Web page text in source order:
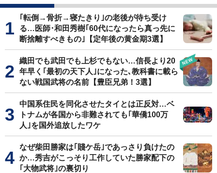
｢転倒→骨折→寝たきり｣の老後が待ち受け
る…医師･和田秀樹｢60代になったら真っ先に
断捨離すべきもの｣【定年後の黄金期3選】
織田でも武田でも上杉でもない…信長より20
年早く｢最初の天下人｣になった､教科書に載ら
ない戦国武将の名前【豊臣兄弟！3選】
中国系住民を同化させたタイとは正反対…ベ
トナムが各国から非難されても｢華僑100万
人｣を国外追放したワケ
なぜ柴田勝家は｢賤ケ岳｣であっさり負けたの
か…秀吉がこっそり工作していた勝家配下の
｢大物武将｣の裏切り